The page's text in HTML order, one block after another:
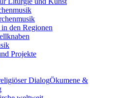
den Regionen
Projekte
Ökumene &